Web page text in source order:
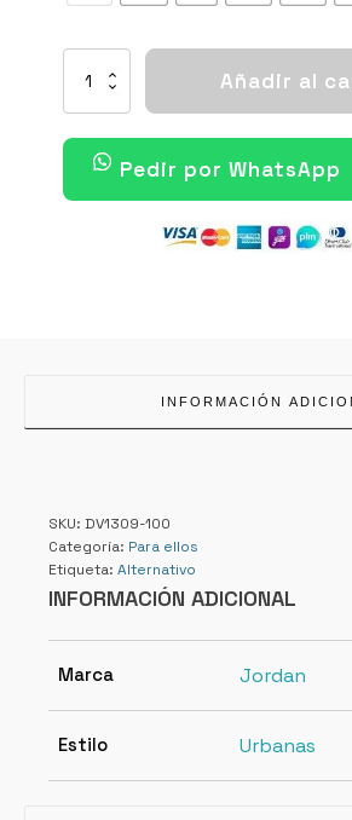
JORDAN
1
LOW
CONCORD
Añadir al
Pedir por WhatsApp
INFORMACIÓN
SKU: DV1309-100
Categoría: Para ellos
Etiqueta: Alternativo
INFORMACIÓN ADICIONAL
Marca Jordan
Estilo Urbanas